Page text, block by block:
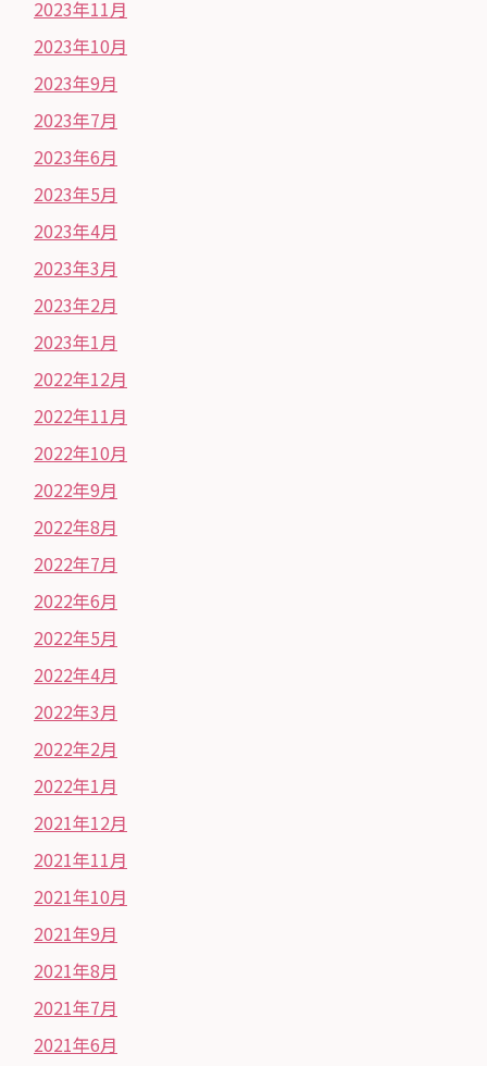
2023年11月
2023年10月
2023年9月
2023年7月
2023年6月
2023年5月
2023年4月
2023年3月
2023年2月
2023年1月
2022年12月
2022年11月
2022年10月
2022年9月
2022年8月
2022年7月
2022年6月
2022年5月
2022年4月
2022年3月
2022年2月
2022年1月
2021年12月
2021年11月
2021年10月
2021年9月
2021年8月
2021年7月
2021年6月